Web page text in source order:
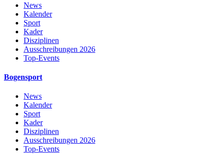
News
Kalender
Sport
Kader
Disziplinen
Ausschreibungen 2026
Top-Events
Bogensport
News
Kalender
Sport
Kader
Disziplinen
Ausschreibungen 2026
Top-Events